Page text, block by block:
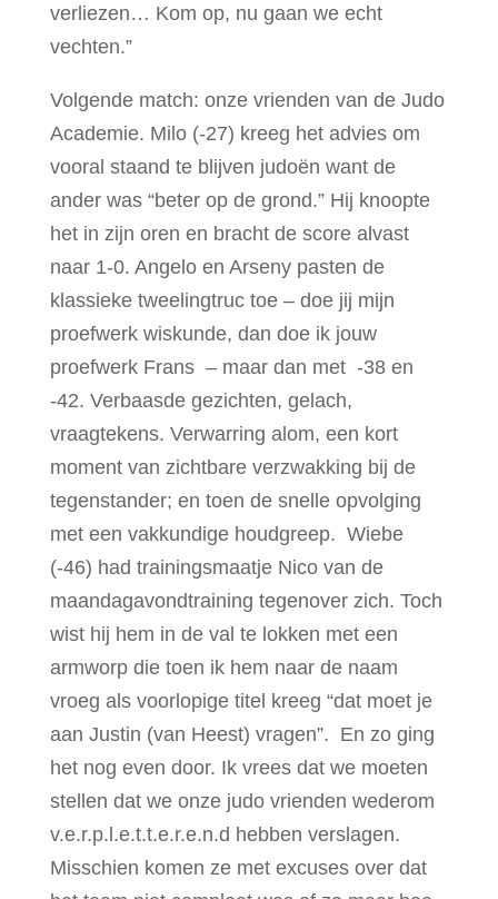
verliezen… Kom op, nu gaan we echt
vechten.”
Volgende match: onze vrienden van de Judo
Academie. Milo (-27) kreeg het advies om
vooral staand te blijven judoёn want de
ander was “beter op de grond.” Hij knoopte
het in zijn oren en bracht de score alvast
naar 1-0. Angelo en Arseny pasten de
klassieke tweelingtruc toe – doe jij mijn
proefwerk wiskunde, dan doe ik jouw
proefwerk Frans – maar dan met -38 en
-42. Verbaasde gezichten, gelach,
vraagtekens. Verwarring alom, een kort
moment van zichtbare verzwakking bij de
tegenstander; en toen de snelle opvolging
met een vakkundige houdgreep. Wiebe
(-46) had trainingsmaatje Nico van de
maandagavondtraining tegenover zich. Toch
wist hij hem in de val te lokken met een
armworp die toen ik hem naar de naam
vroeg als voorlopige titel kreeg “dat moet je
aan Justin (van Heest) vragen”. En zo ging
het nog even door. Ik vrees dat we moeten
stellen dat we onze judo vrienden wederom
v.e.r.p.l.e.t.t.e.r.e.n.d hebben verslagen.
Misschien komen ze met excuses over dat